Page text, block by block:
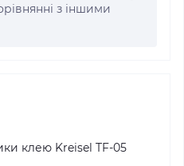
з іншими
клею Kreisel TF-05